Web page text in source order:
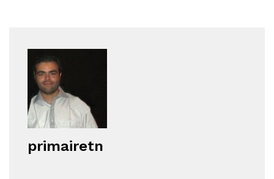
primairetn